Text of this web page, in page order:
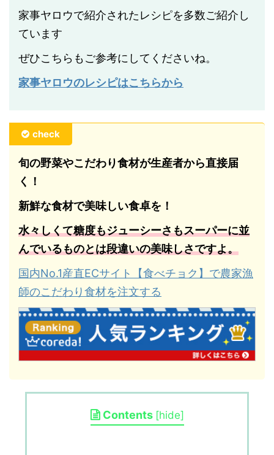
家事ヤロウで紹介されたレシピを多数ご紹介し
ています
ぜひこちらもご参考にしてくださいね。
家事ヤロウのレシピはこちらから
check
旬の野菜やこだわり食材が生産者から直接届
く！
新鮮な食材で美味しい食卓を！
水々しくて糖度もジューシーさもスーパーに並
んでいるものとは段違いの美味しさですよ。
国内No.1産直ECサイト【食べチョク】で農家漁
師のこだわり食材を注文する
Contents [hide]